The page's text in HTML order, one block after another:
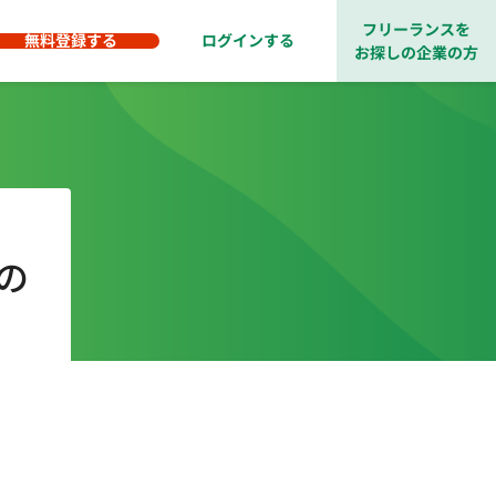
無料登録する ログインする
フリーランスを
お探しの企業の方